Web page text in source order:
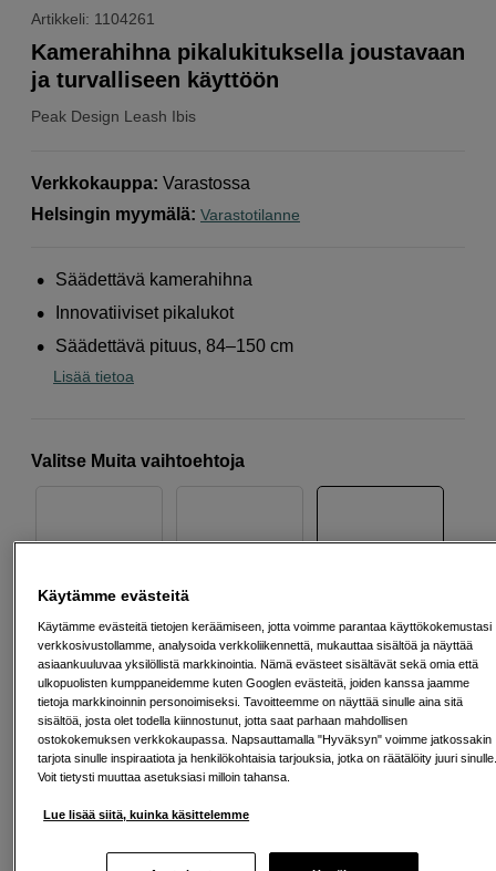
Artikkeli: 1104261
Peak Design Leash Ibis
Kamerahihna pikalukituksella joustavaan
ja turvalliseen käyttöön
Verkkokauppa: Varastossa
Helsingin myymälä: Varastotilanne
Säädettävä kamerahihna
Innovatiiviset pikalukot
Säädettävä pituus, 84–150 cm
Lisää tietoa
Valitse Muita vaihtoehtoja
Sininen Vihreä Viininpunainen
37 EUR
Maksa heti tai jaa useampaan osamaksuun
Lisää ostoskoriin
Käytämme evästeitä
Käytämme evästeitä tietojen keräämiseen, jotta voimme parantaa käyttökokemustasi
verkkosivustollamme, analysoida verkkoliikennettä, mukauttaa sisältöä ja näyttää
asiaankuuluvaa yksilöllistä markkinointia. Nämä evästeet sisältävät sekä omia että
ulkopuolisten kumppaneidemme kuten Googlen evästeitä, joiden kanssa jaamme
tietoja markkinoinnin personoimiseksi. Tavoitteemme on näyttää sinulle aina sitä
sisältöä, josta olet todella kiinnostunut, jotta saat parhaan mahdollisen
ostokokemuksen verkkokaupassa. Napsauttamalla "Hyväksyn" voimme jatkossakin
tarjota sinulle inspiraatiota ja henkilökohtaisia tarjouksia, jotka on räätälöity juuri
Voit tietysti muuttaa asetuksiasi milloin tahansa.
Lue lisää siitä, kuinka käsittelemme